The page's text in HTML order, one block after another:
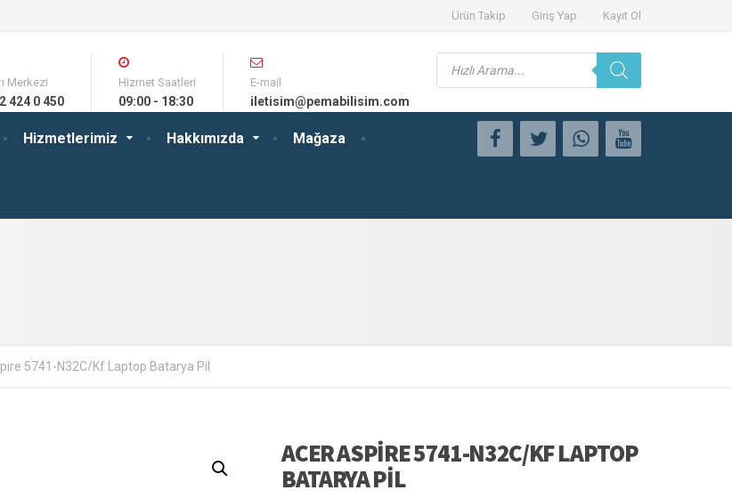
Ürün Takip Giriş Yap Kayıt Ol
Hizmetlerimiz Hakkımızda Mağaza
Merkezi
424 0 450
Hizmet Saatleri
09:00 - 18:30
E-mail
iletisim@pemabilisim.com
Products
search
5741-N32C/Kf Laptop Batarya Pil
ACER ASPIRE 5741-N32C/KF LAPTOP
BATARYA PIL